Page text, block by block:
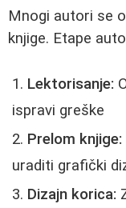
Mnogi autori se
knjige. Etape
Lektorisanje:
ispravi greške
Prelom knjige:
uraditi grafički
Dizajn korica: